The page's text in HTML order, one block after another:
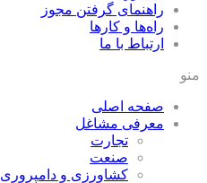
راهنمای گرفتن مجوز
راه‌ها و كارها
ارتباط با ما
منو
صفحه اصلی
معرفی مشاغل
تجارت
صنعت
كشاورزی و دامپروری